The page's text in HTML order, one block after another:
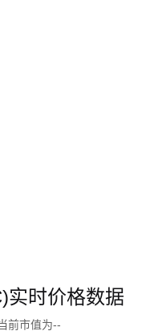
实时价格数据
前市值为--